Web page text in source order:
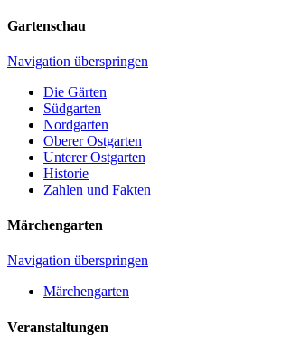
Gartenschau
Navigation überspringen
Die Gärten
Südgarten
Nordgarten
Oberer Ostgarten
Unterer Ostgarten
Historie
Zahlen und Fakten
Märchengarten
Navigation überspringen
Märchengarten
Veranstaltungen